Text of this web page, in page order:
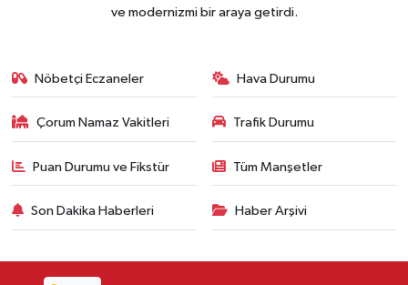
ve modernizmi bir araya getirdi.
Nöbetçi Eczaneler Hava Durumu
Çorum Namaz Vakitleri Trafik Durumu
Puan Durumu ve Fikstür Tüm Manşetler
Son Dakika Haberleri Haber Arşivi